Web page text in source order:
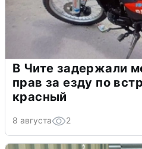
В Чите задержали
прав за езду по
красный
8 августа 2